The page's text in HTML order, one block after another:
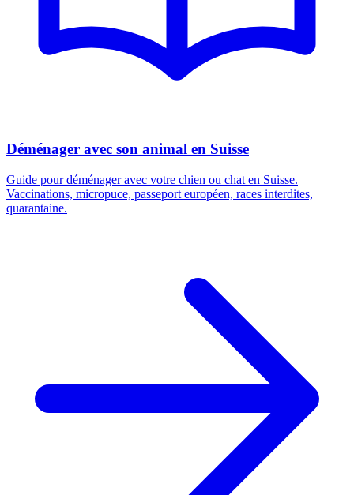
Déménager avec son animal en Suisse
Guide pour déménager avec votre chien ou chat en Suisse.
Vaccinations, micropuce, passeport européen, races interdites,
quarantaine.